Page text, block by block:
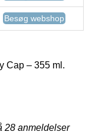
Besøg webshop
Cap – 355 ml.
28 anmeldelser